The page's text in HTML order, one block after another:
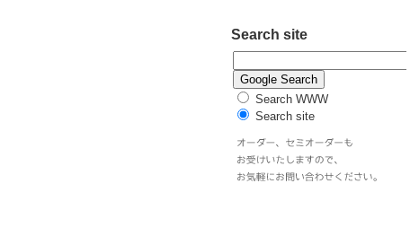
Search site
Search WWW
Search site